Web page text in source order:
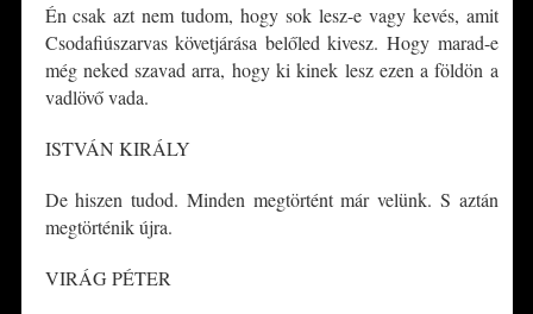
Én csak azt nem tudom, hogy sok lesz-e vagy kevés, amit
Csodafiúszarvas követjárása belőled kivesz. Hogy marad-e
még neked szavad arra, hogy ki kinek lesz ezen a földön a
vadlövő vada.
ISTVÁN KIRÁLY
De hiszen tudod. Minden megtörtént már velünk. S aztán
megtörténik újra.
VIRÁG PÉTER